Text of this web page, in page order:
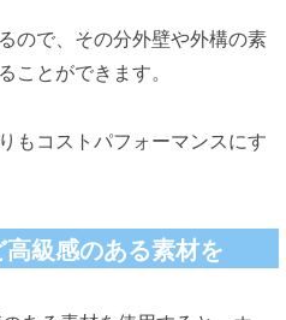
ので、その分外壁や外構の素
ことができます。
もコストパフォーマンスにす
級感のある素材を